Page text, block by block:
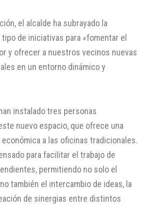
el alcalde ha subrayado la
de iniciativas para «fomentar el
y ofrecer a nuestros vecinos nuevas
en un entorno dinámico y
instalado tres personas
nuevo espacio, que ofrece una
a las oficinas tradicionales.
para facilitar el trabajo de
permitiendo no solo el
también el intercambio de ideas, la
de sinergias entre distintos